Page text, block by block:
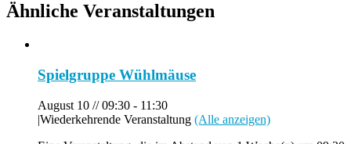
Ähnliche Veranstaltungen
Spielgruppe Wühlmäuse
August 10 // 09:30 - 11:30
|Wiederkehrende Veranstaltung (Alle anzeigen)